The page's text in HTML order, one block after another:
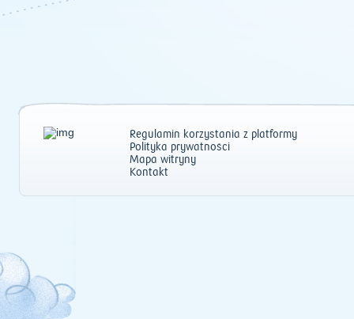
Regulamin korzystania z platformy
Polityka prywatności
Mapa witryny
Kontakt